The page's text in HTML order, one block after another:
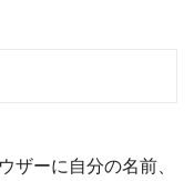
ザーに自分の名前、